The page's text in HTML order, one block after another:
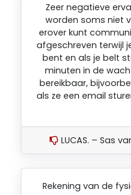
Zeer negatieve
worden soms niet
erover kunt
afgeschreven terwijl
bent en als je belt
minuten in de
bereikbaar,
als ze een email
LUCAS. – Sas
Rekening van de